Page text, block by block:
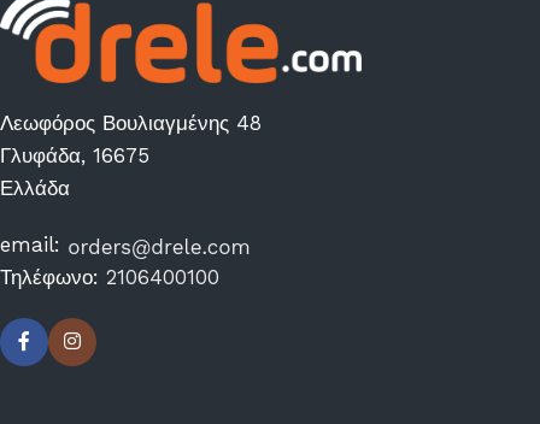
Λεωφόρος Βουλιαγμένης 48
Γλυφάδα, 16675
Ελλάδα
email:
Τηλέφωνο: 2106400100